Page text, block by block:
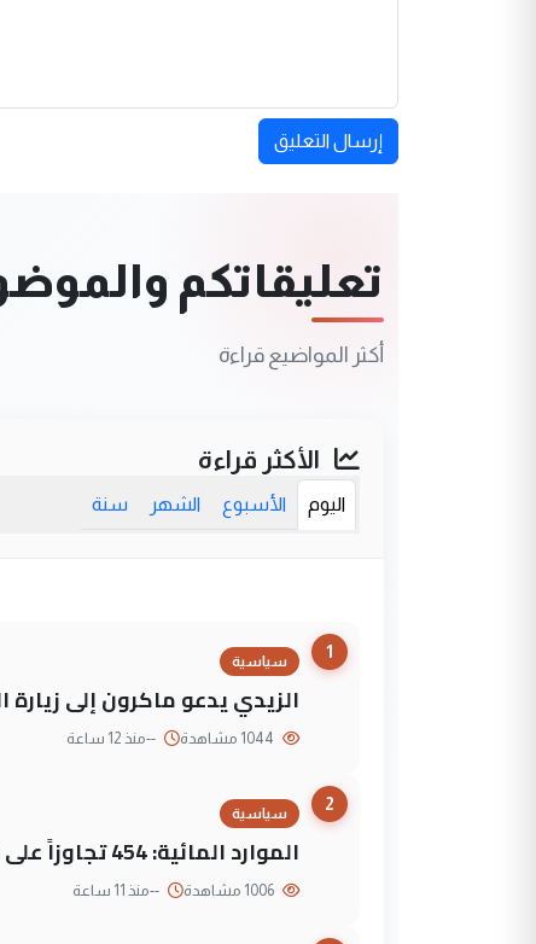
إرسال التعليق
تعليقاتكم
أكثر المواضيع قراءة
الأكثر قراءة
اليوم الأسبوع الشهر سنة
1
سياسية
الزيدي يدعو ماكرون إلى زيارة
--منذ 12 ساعة
2
سياسية
الموارد المائية: 454 تجاوزاً على دجلة تعود لجهات متنفذة
--منذ 11 ساعة